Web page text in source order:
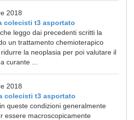
2018
colecisti t3 asportato
leggo dai precedenti scritti la
un trattamento chemioterapico
la neoplasia per poi valutare il
curante ...
2018
colecisti t3 asportato
queste condizioni generalmente
essere macroscopicamente